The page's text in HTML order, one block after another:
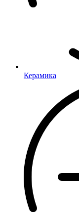
Керамика